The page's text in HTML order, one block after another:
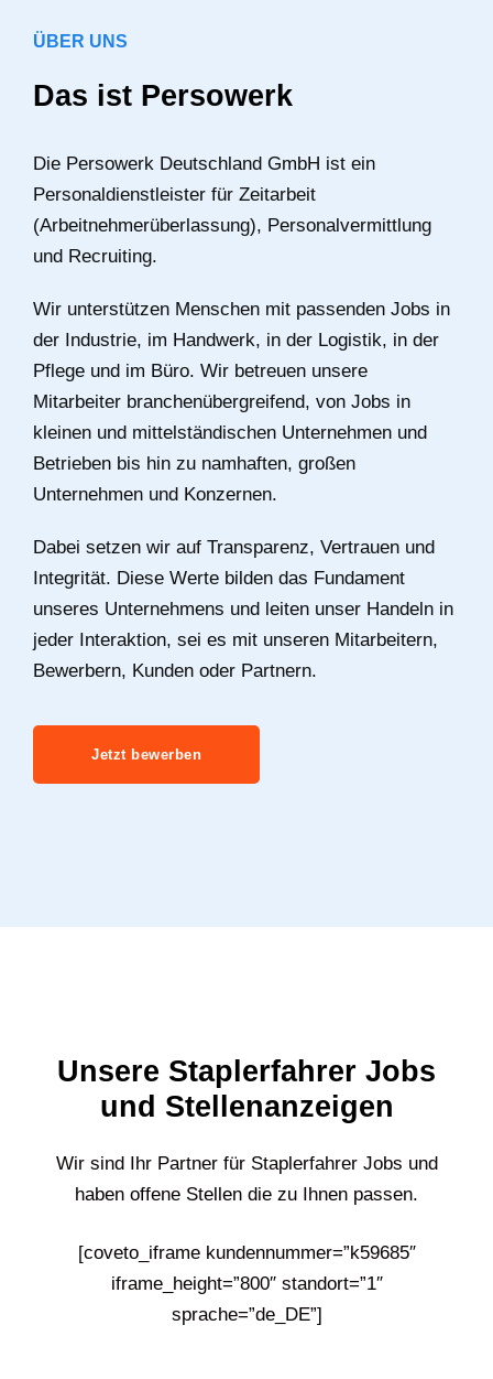
ÜBER UNS
Das ist Persowerk
Die Persowerk Deutschland GmbH ist ein
Personaldienstleister für Zeitarbeit
(Arbeitnehmerüberlassung), Personalvermittlung
und Recruiting.
Wir unterstützen Menschen mit passenden Jobs in
der Industrie, im Handwerk, in der Logistik, in der
Pflege und im Büro. Wir betreuen unsere
Mitarbeiter branchenübergreifend, von Jobs in
kleinen und mittelständischen Unternehmen und
Betrieben bis hin zu namhaften, großen
Unternehmen und Konzernen.
Dabei setzen wir auf Transparenz, Vertrauen und
Integrität. Diese Werte bilden das Fundament
unseres Unternehmens und leiten unser Handeln in
jeder Interaktion, sei es mit unseren Mitarbeitern,
Bewerbern, Kunden oder Partnern.
Jetzt bewerben
Unsere Staplerfahrer Jobs
und Stellenanzeigen
Wir sind Ihr Partner für Staplerfahrer Jobs und
haben offene Stellen die zu Ihnen passen.
[coveto_iframe kundennummer=”k59685″
iframe_height=”800″ standort=”1″
sprache=”de_DE”]